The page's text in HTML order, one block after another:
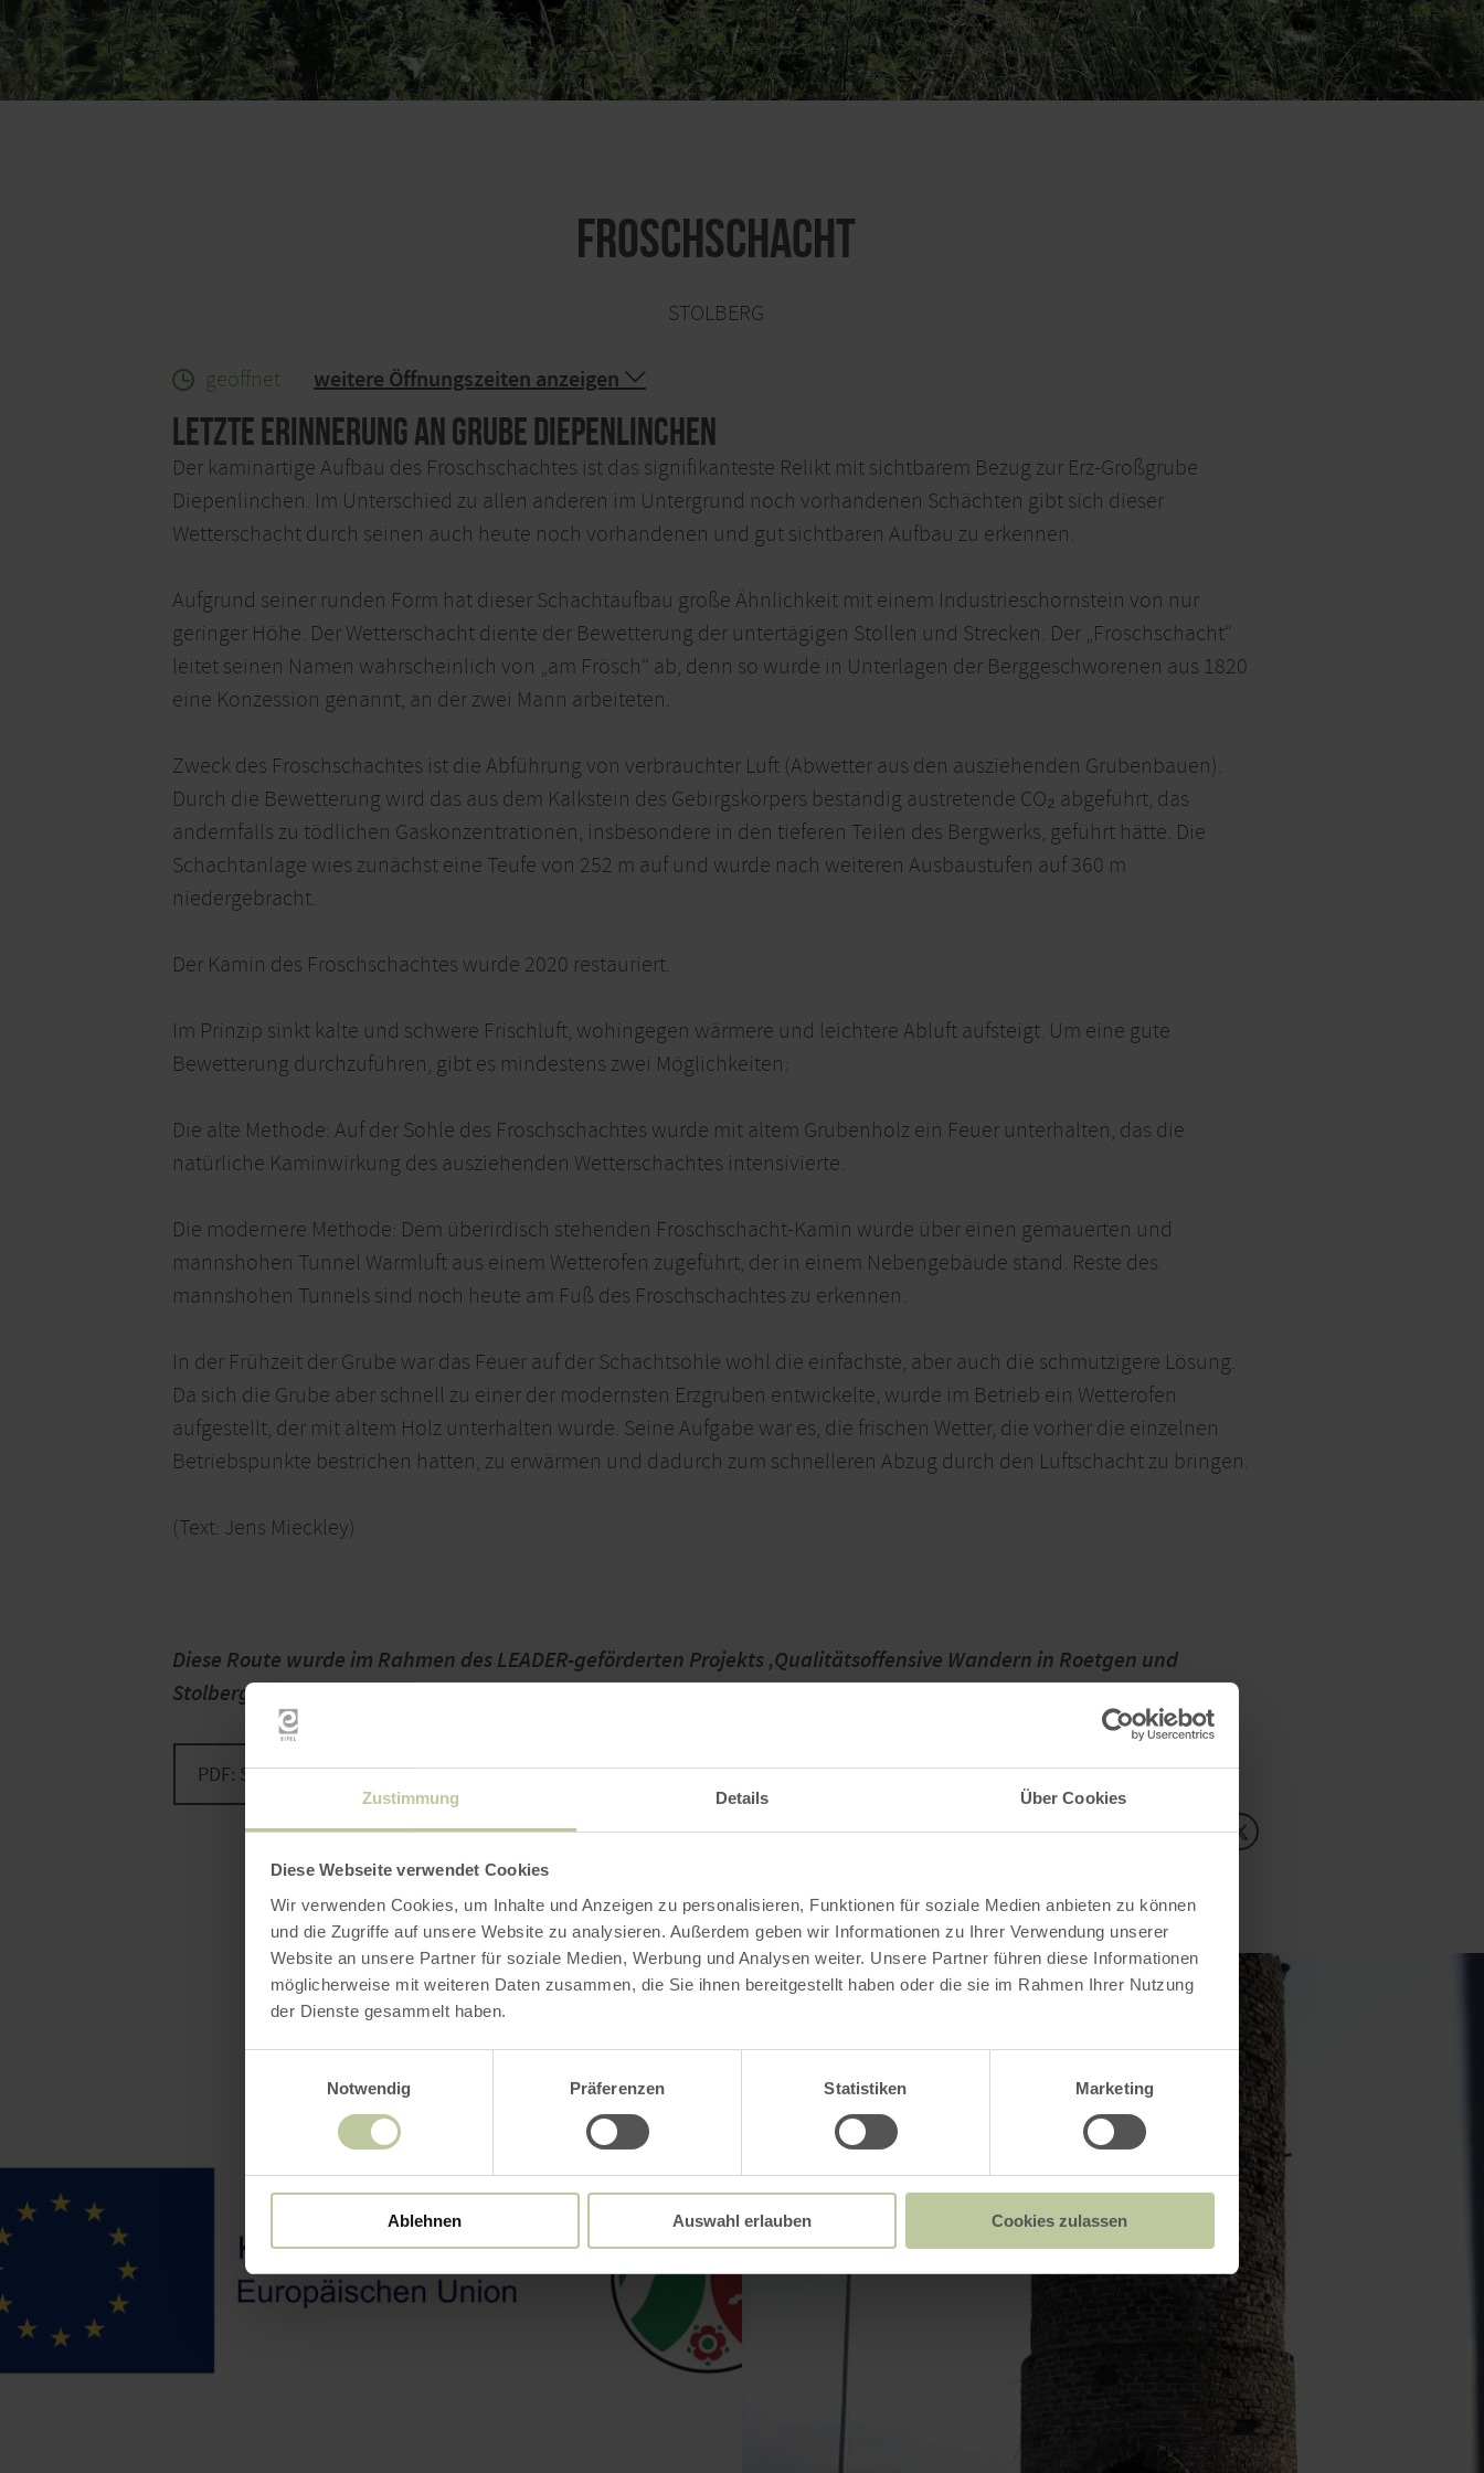
Zustimmung Details Über Cookies
Diese Webseite verwendet Cookies
Wir verwenden Cookies, um Inhalte und Anzeigen zu personalisieren, Funktionen für soziale Medien anbieten zu können
und die Zugriffe auf unsere Website zu analysieren. Außerdem geben wir Informationen zu Ihrer Verwendung unserer
Website an unsere Partner für soziale Medien, Werbung und Analysen weiter. Unsere Partner führen diese Informationen
möglicherweise mit weiteren Daten zusammen, die Sie ihnen bereitgestellt haben oder die sie im Rahmen Ihrer Nutzung
der Dienste gesammelt haben.
Notwendig
Präferenzen Statistiken Marketing
Ablehnen Auswahl erlauben Cookies zulassen
Froschschacht
STOLBERG
geöffnet weitere Öffnungszeiten anzeigen
Letzte Erinnerung an Grube Diepenlinchen
Der kaminartige Aufbau des Froschschachtes ist das signifikanteste Relikt mit sichtbarem Bezug zur Erz-Großgrube
Diepenlinchen. Im Unterschied zu allen anderen im Untergrund noch vorhandenen Schächten gibt sich dieser
Wetterschacht durch seinen auch heute noch vorhandenen und gut sichtbaren Aufbau zu erkennen.
Aufgrund seiner runden Form hat dieser Schachtaufbau große Ähnlichkeit mit einem Industrieschornstein von nur
geringer Höhe. Der Wetterschacht diente der Bewetterung der untertägigen Stollen und Strecken. Der „Froschschacht“
leitet seinen Namen wahrscheinlich von „am Frösch“ ab, denn so wurde in Unterlagen der Berggeschworenen aus 1820
eine Konzession genannt, an der zwei Mann arbeiteten.
Zweck des Froschschachtes ist die Abführung von verbrauchter Luft (Abwetter aus den ausziehenden Grubenbauen).
Durch die Bewetterung wird das aus dem Kalkstein des Gebirgskörpers beständig austretende CO₂ abgeführt, das
andernfalls zu tödlichen Gaskonzentrationen, insbesondere in den tieferen Teilen des Bergwerks, geführt hätte. Die
Schachtanlage wies zunächst eine Teufe von 252 m auf und wurde nach weiteren Ausbaustufen auf 360 m
niedergebracht.
Der Kamin des Froschschachtes wurde 2020 restauriert.
Im Prinzip sinkt kalte und schwere Frischluft, wohingegen wärmere und leichtere Abluft aufsteigt. Um eine gute
Bewetterung durchzuführen, gibt es mindestens zwei Möglichkeiten:
Die alte Methode: Auf der Sohle des Froschschachtes wurde mit altem Grubenholz ein Feuer unterhalten, das die
natürliche Kaminwirkung des ausziehenden Wetterschachtes intensivierte.
Die modernere Methode: Dem überirdisch stehenden Froschschacht-Kamin wurde über einen gemauerten und
mannshohen Tunnel Warmluft aus einem Wetterofen zugeführt, der in einem Nebengebäude stand. Reste des
mannshohen Tunnels sind noch heute am Fuß des Froschschachtes zu erkennen.
In der Frühzeit der Grube war das Feuer auf der Schachtsohle wohl die einfachste, aber auch die schmutzigere Lösung.
Da sich die Grube aber schnell zu einer der modernsten Erzgruben entwickelte, wurde im Betrieb ein Wetterofen
aufgestellt, der mit altem Holz unterhalten wurde. Seine Aufgabe war es, die frischen Wetter, die vorher die einzelnen
Betriebspunkte bestrichen hatten, zu erwärmen und dadurch zum schnelleren Abzug durch den Luftschacht zu bringen.
(Text: Jens Mieckley)
Diese Route wurde im Rahmen des LEADER-geförderten Projekts ‚Qualitätsoffensive Wandern in Roetgen und
Stolberg‘ mit Unterstützung der Europäischen Union (ELER) und des Landes Nordrhein-Westfalen entwickelt.
PDF: SAIGERRISS DIEPENLINCHEN
Inhalte teilen: